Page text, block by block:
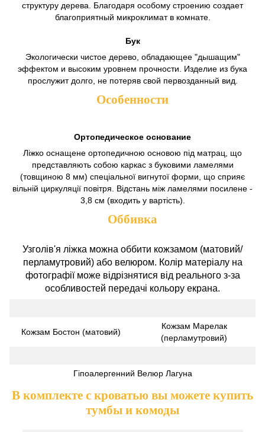
структуру дерева. Благодаря особому строению создает
благоприятный микроклимат в комнате.
Бук
Экологически чистое дерево, обладающее "дышащим"
эффектом и высоким уровнем прочности. Изделие из бука
прослужит долго, не потеряв свой первозданный вид.
Особенности
Ортопедическое основание
Ліжко оснащене ортопедичною основою під матрац, що
представляють собою каркас з буковими ламелями
(товщиною 8 мм) спеціальної вигнутої форми, що сприяє
вільній циркуляції повітря. Відстань між ламелями посилене -
3,8 см (входить у вартість).
Оббивка
Узголів'я ліжка можна оббити кожзамом (матовий/
перламутровий) або велюром. Колір матеріалу на
фотографії може відрізнятися від реального з-за
особливостей передачі кольору екрана.
Кожзам Бостон (матовий)
Кожзам Марелак
(перламутровий)
Гіпоалергенний Велюр Лагуна
В комплекте с кроватью вы можете купить
тумбы и комоды